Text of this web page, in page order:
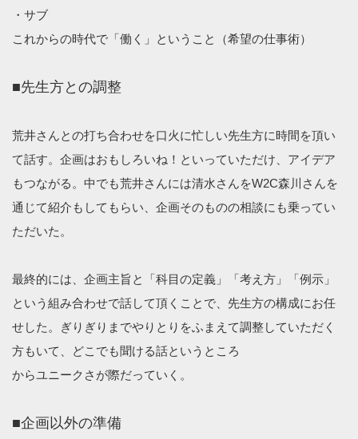
・サブ
これからの時代で「働く」ということ（希望の仕事術）
■先生方との調整
荒井さんとの打ち合わせを口火に忙しい先生方に時間を頂い
て話す。企画はおもしろいね！といっていただけ、アイデア
もつながる。中でも荒井さんには清水さんをW2C森川さんを
通じて紹介もしてもらい、企画そのものの相談にも乗ってい
ただいた。
最終的には、企画主旨と「科目の定義」「考え方」「例示」
という組み合わせで話して頂くことで、先生方の構成にお任
せした。ぎりぎりまでやりとりをふまえて調整していただく
方もいて、どこでも聞ける話というところ
からユニークさが際だっていく。
■企画以外の準備